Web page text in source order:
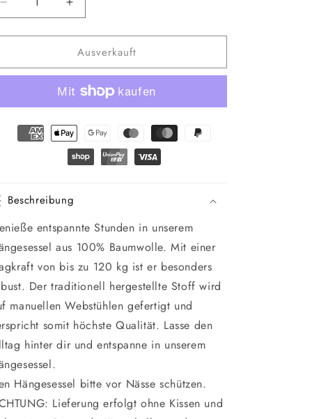
Verringere
die
Menge
Hängesessel
Erhöhe
die
Menge
für
Hängesessel
DOMINICA
Ausverkauft
Beschreibung
entspannte Stunden in unserem
aus 100% Baumwolle. Mit einer
von bis zu 120 kg ist er besonders
Der traditionell hergestellte Stoff wird
manuellen Webstühlen gefertigt und
somit höchste Qualität. Lasse den
hinter dir und entspanne in unserem
Hängesessel bitte vor Nässe schützen.
Lieferung erfolgt ohne Kissen und